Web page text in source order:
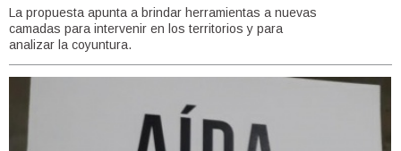
La propuesta apunta a brindar herramientas a nuevas
camadas para intervenir en los territorios y para
analizar la coyuntura.